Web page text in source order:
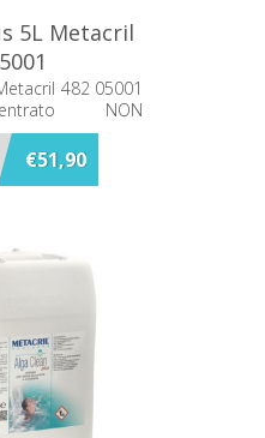
5L Metacril
482 05001
NON
azione azzurrante
€51,90